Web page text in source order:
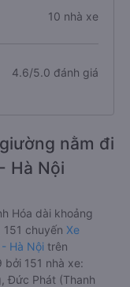
10 nhà xe
4.6/5.0 đánh giá
nằm đi
Hà Nội
Hóa dài khoảng
chuyến Xe
Hà Nội trên
151 nhà xe:
Đức Phát (Thanh